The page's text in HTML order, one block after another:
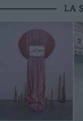
LA